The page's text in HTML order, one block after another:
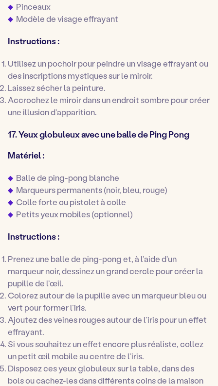
Pinceaux
Modèle de visage effrayant
Instructions :
Utilisez un pochoir pour peindre un visage effrayant ou
des inscriptions mystiques sur le miroir.
Laissez sécher la peinture.
Accrochez le miroir dans un endroit sombre pour créer
une illusion d’apparition.
17. Yeux globuleux avec une balle de Ping Pong
Matériel :
Balle de ping-pong blanche
Marqueurs permanents (noir, bleu, rouge)
Colle forte ou pistolet à colle
Petits yeux mobiles (optionnel)
Instructions :
Prenez une balle de ping-pong et, à l’aide d’un
marqueur noir, dessinez un grand cercle pour créer la
pupille de l’œil.
Colorez autour de la pupille avec un marqueur bleu ou
vert pour former l’iris.
Ajoutez des veines rouges autour de l’iris pour un effet
effrayant.
Si vous souhaitez un effet encore plus réaliste, collez
un petit œil mobile au centre de l’iris.
Disposez ces yeux globuleux sur la table, dans des
bols ou cachez-les dans différents coins de la maison